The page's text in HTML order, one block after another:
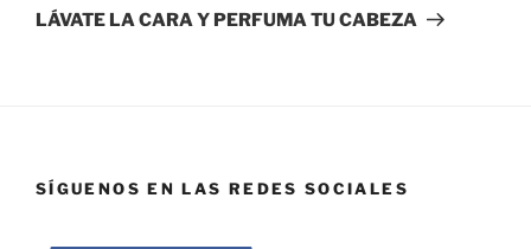
LÁVATE LA CARA Y PERFUMA TU CABEZA
SÍGUENOS EN LAS REDES SOCIALES